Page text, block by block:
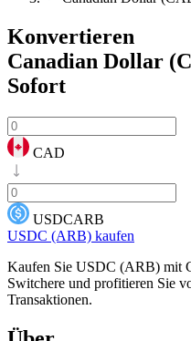
Konvertieren
Canadian Dollar
Sofort
CAD
USDCARB
USDC (ARB) kaufen
Kaufen Sie USDC (ARB) mit
Switchere und profitieren Sie
Transaktionen.